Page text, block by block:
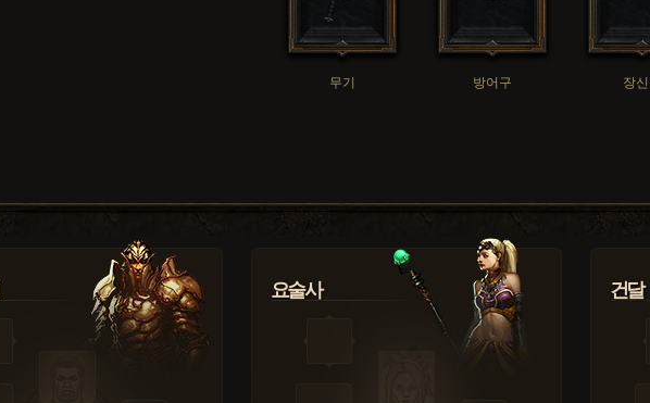
무기 방어구 장
요술사 건달